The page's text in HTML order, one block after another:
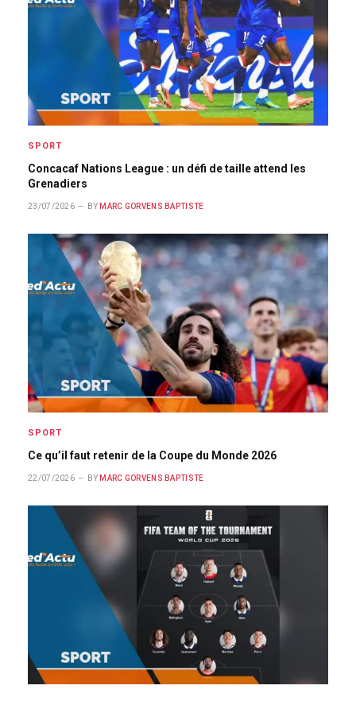
SPORT
Concacaf Nations League : un défi de taille attend les
Grenadiers
23/07/2026 BY MARC GORVENS BAPTISTE
SPORT
Ce qu’il faut retenir de la Coupe du Monde 2026
22/07/2026 BY MARC GORVENS BAPTISTE